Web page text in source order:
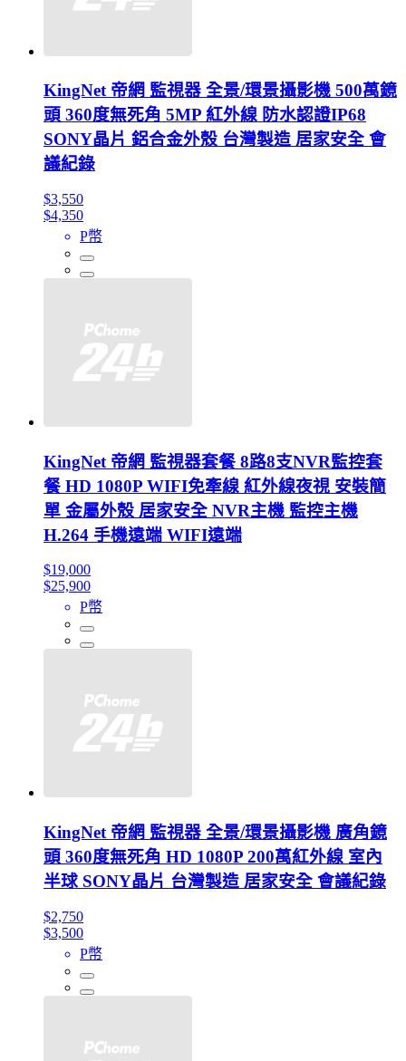
KingNet 帝網 監視器 全景/環景攝影機 500萬鏡
頭 360度無死角 5MP 紅外線 防水認證IP68
SONY晶片 鋁合金外殼 台灣製造 居家安全 會
議紀錄
$3,550
$4,350
P幣
KingNet 帝網 監視器套餐 8路8支NVR監控套
餐 HD 1080P WIFI免牽線 紅外線夜視 安裝簡
單 金屬外殼 居家安全 NVR主機 監控主機
H.264 手機遠端 WIFI遠端
$19,000
$25,900
P幣
KingNet 帝網 監視器 全景/環景攝影機 廣角鏡
頭 360度無死角 HD 1080P 200萬紅外線 室內
半球 SONY晶片 台灣製造 居家安全 會議紀錄
$2,750
$3,500
P幣